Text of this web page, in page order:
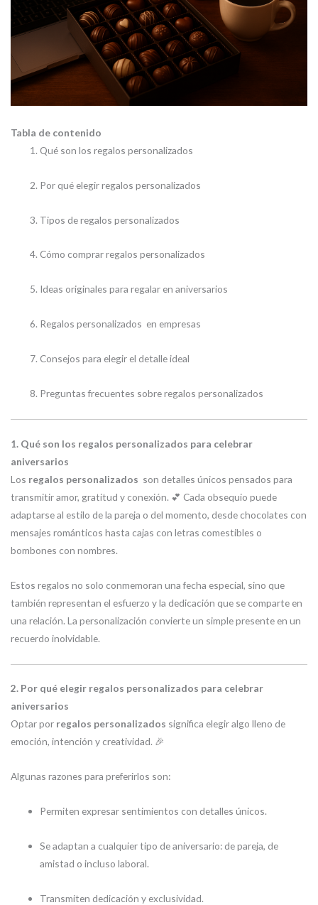
Tabla de contenido
Qué son los regalos personalizados
Por qué elegir regalos personalizados
Tipos de regalos personalizados
Cómo comprar regalos personalizados
Ideas originales para regalar en aniversarios
Regalos personalizados en empresas
Consejos para elegir el detalle ideal
Preguntas frecuentes sobre regalos personalizados
1. Qué son los regalos personalizados para celebrar
aniversarios
Los regalos personalizados son detalles únicos pensados para
transmitir amor, gratitud y conexión. 💕 Cada obsequio puede
adaptarse al estilo de la pareja o del momento, desde chocolates con
mensajes románticos hasta cajas con letras comestibles o
bombones con nombres.
Estos regalos no solo conmemoran una fecha especial, sino que
también representan el esfuerzo y la dedicación que se comparte en
una relación. La personalización convierte un simple presente en un
recuerdo inolvidable.
2. Por qué elegir regalos personalizados para celebrar
aniversarios
Optar por regalos personalizados significa elegir algo lleno de
emoción, intención y creatividad. 🎉
Algunas razones para preferirlos son:
Permiten expresar sentimientos con detalles únicos.
Se adaptan a cualquier tipo de aniversario: de pareja, de
amistad o incluso laboral.
Transmiten dedicación y exclusividad.